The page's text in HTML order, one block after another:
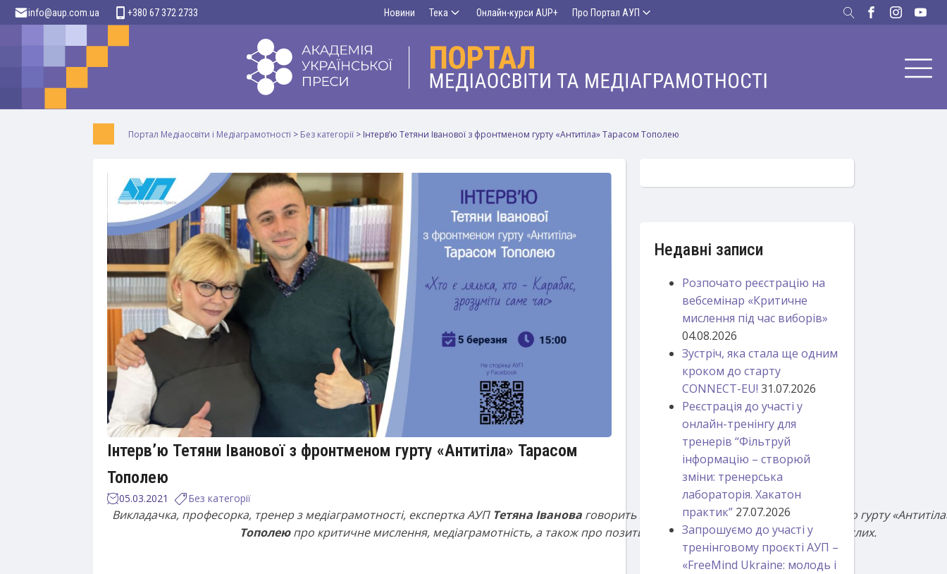
info@aup.com.ua +380 67 372 2733 Новини Тека Онлайн-курси AUP+ Про Портал АУП
Портал Медіаосвіти і Медіаграмотності > Без категорії > Інтерв’ю Тетяни Іванової з фронтменом гурту «Антитіла» Тарасом Тополею
Інтерв’ю Тетяни Іванової з фронтменом гурту «Антитіла» Тарасом
Тополею
05.03.2021 Без категорії
Викладачка, професорка, тренер з медіаграмотності, експертка АУП Тетяна Іванова говорить з фронтменом популярного музичного гурту
Тополеюпро критичне мислення, медіаграмотність, а також про позитивні зміни у свідомості молоді та дорослих.
Недавні записи
Розпочато реєстрацію на
вебсемінар «Критичне
мислення під час виборів»
04.08.2026
Зустріч, яка стала ще одним
кроком до старту
CONNECT-EU! 31.07.2026
Реєстрація до участі у
онлайн-тренінгу для
тренерів “Фільтруй
інформацію – створюй
зміни: тренерська
лабораторія. Хакатон
практик” 27.07.2026
Запрошуємо до участі у
тренінговому проєкті АУП –
«FreeMind Ukraine: молодь і